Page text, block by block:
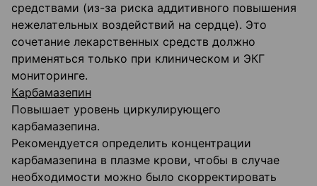
средствами (из-за риска аддитивного повышения
нежелательных воздействий на сердце). Это
сочетание лекарственных средств должно
применяться только при клиническом и ЭКГ
мониторинге.
Карбамазепин
Повышает уровень циркулирующего
карбамазепина.
Рекомендуется определить концентрации
карбамазепина в плазме крови, чтобы в случае
необходимости можно было скорректировать